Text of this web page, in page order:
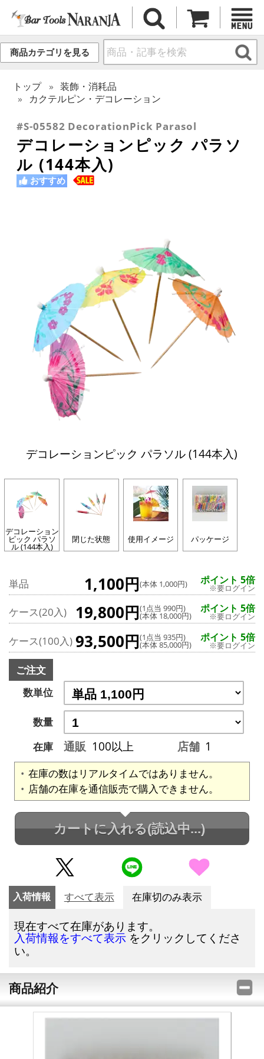
商品カテゴリを見る
トップ
装飾・消耗品
カクテルピン・デコレーション
#S-05582 DecorationPick Parasol
デコレーションピック パラソ
ル (144本入)
おすすめ
デコレーションピック パラソル (144本入)
デコレーション
ピック パラソ
ル (144本入)
閉じた状態 使用イメージ パッケージ
単品 1,100円(本体 1,000円) ポイント 5倍
※要ログイン
ケース(20入) 19,800円(1点当 990円)
(本体 18,000円)
ポイント 5倍
※要ログイン
ケース(100入) 93,500円(1点当 935円)
(本体 85,000円)
ポイント 5倍
※要ログイン
ご注文
数単位
数量
在庫
通販 100以上 店舗 1
在庫の数はリアルタイムではありません。
店舗の在庫を通信販売で購入できません。
カートに入れる(読込中...)
入荷情報 すべて表示 在庫切のみ表示
現在すべて在庫があります。
入荷情報をすべて表示 をクリックしてくださ
い。
商品紹介